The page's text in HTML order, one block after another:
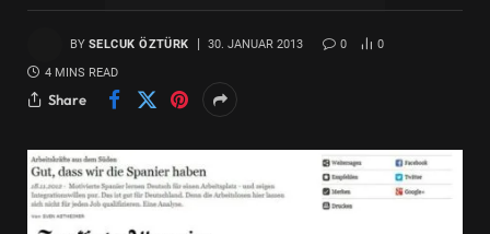
BY SELCUK ÖZTÜRK 30. JANUAR 2013 0 0
4 MINS READ
Share